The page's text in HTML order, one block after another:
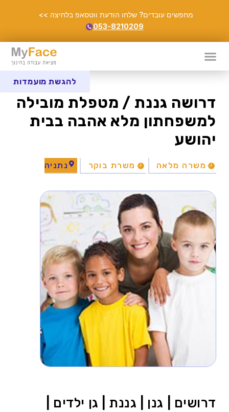
מחפשים עובדים? שלחו הודעת ווטסאפ בלחיצה >>
053-8210209
דרושה גננת / מטפלת מובילה
למשפחתון מלא אהבה בבית
יהושע
משרה מלאה משרת בוקר נתניה
להגשת מועמדות
דרושים | גנן | גננת | גן ילדים |